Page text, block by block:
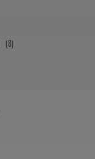
(8)